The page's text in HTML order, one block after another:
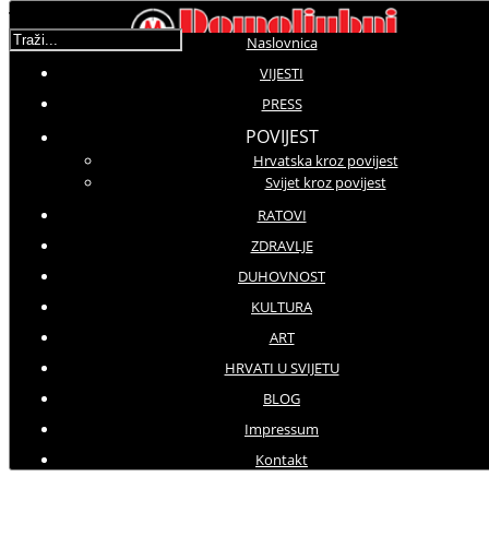
Naslovnica
VIJESTI
PRESS
POVIJEST
Hrvatska kroz povijest
Svijet kroz povijest
RATOVI
ZDRAVLJE
DUHOVNOST
KULTURA
ART
HRVATI U SVIJETU
BLOG
Impressum
Kontakt
Traži...
Molimo ocijenite
Četvrtak, 25 Kolovoz 2016 15:00
Vidović: "Izdali ste branitelje"
Jukićem